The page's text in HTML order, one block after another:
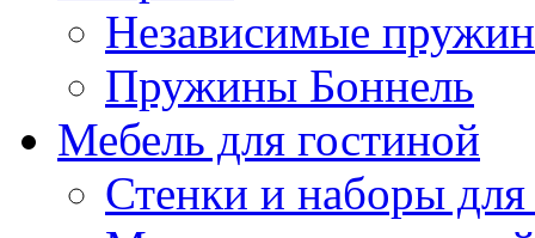
Независимые
Пружины Боннель
Мебель для гостиной
Стенки и наборы для